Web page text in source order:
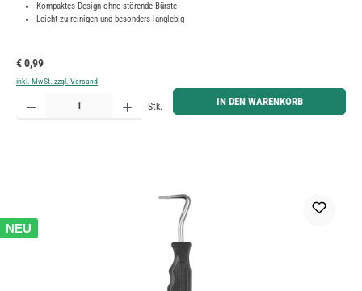
Kompaktes Design ohne störende Bürste
Leicht zu reinigen und besonders langlebig
Regulärer Preis:
€ 0,99
inkl. MwSt. zzgl. Versand
Produkt Anzahl: Gib den gewünschten Wert ein oder benutze die Schaltflächen um die Anzahl zu
Stk. IN DEN WARENKORB
NEU